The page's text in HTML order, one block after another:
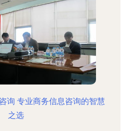
询 专业商务信息咨询的智慧
之选